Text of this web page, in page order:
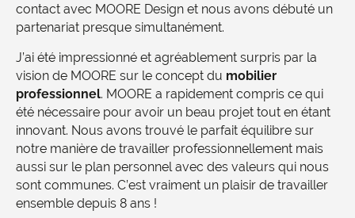
contact avec MOORE Design et nous avons débuté un
partenariat presque simultanément.
J’ai été impressionné et agréablement surpris par la
vision de MOORE sur le concept du mobilier
professionnel. MOORE a rapidement compris ce qui
été nécessaire pour avoir un beau projet tout en étant
innovant. Nous avons trouvé le parfait équilibre sur
notre manière de travailler professionnellement mais
aussi sur le plan personnel avec des valeurs qui nous
sont communes. C’est vraiment un plaisir de travailler
ensemble depuis 8 ans !